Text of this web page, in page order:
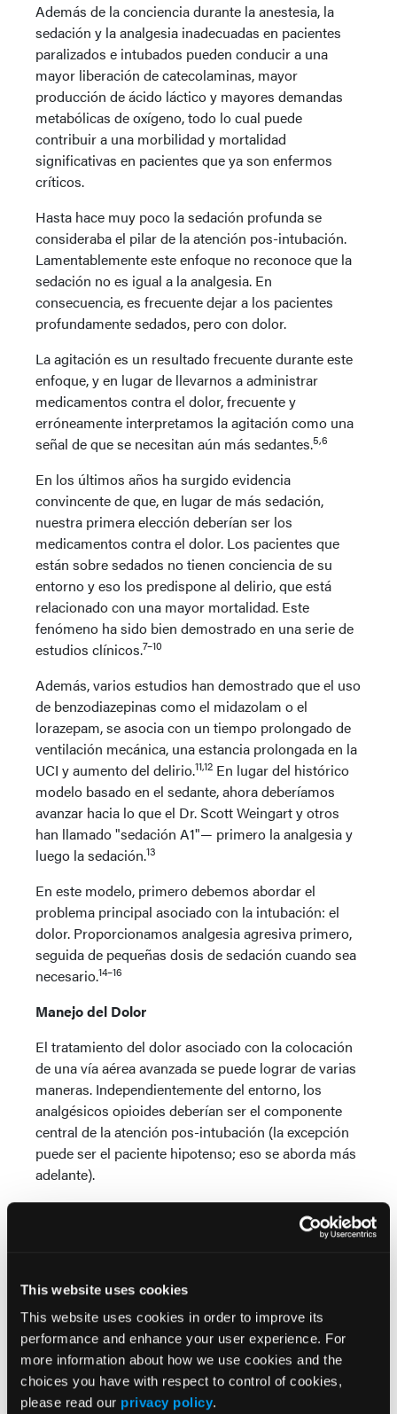
This website uses cookies
This website uses cookies in order to improve its
performance and enhance your user experience. For
more information about how we use cookies and the
choices you have with respect to control of cookies,
please read our privacy policy.
Además de la conciencia durante la anestesia, la
sedación y la analgesia inadecuadas en pacientes
paralizados e intubados pueden conducir a una
mayor liberación de catecolaminas, mayor
producción de ácido láctico y mayores demandas
metabólicas de oxígeno, todo lo cual puede
contribuir a una morbilidad y mortalidad
significativas en pacientes que ya son enfermos
críticos.
Hasta hace muy poco la sedación profunda se
consideraba el pilar de la atención pos-intubación.
Lamentablemente este enfoque no reconoce que la
sedación no es igual a la analgesia. En
consecuencia, es frecuente dejar a los pacientes
profundamente sedados, pero con dolor.
La agitación es un resultado frecuente durante este
enfoque, y en lugar de llevarnos a administrar
medicamentos contra el dolor, frecuente y
erróneamente interpretamos la agitación como una
señal de que se necesitan aún más sedantes.5,6
En los últimos años ha surgido evidencia
convincente de que, en lugar de más sedación,
nuestra primera elección deberían ser los
medicamentos contra el dolor. Los pacientes que
están sobre sedados no tienen conciencia de su
entorno y eso los predispone al delirio, que está
relacionado con una mayor mortalidad. Este
fenómeno ha sido bien demostrado en una serie de
estudios clínicos.7–10
Además, varios estudios han demostrado que el uso
de benzodiazepinas como el midazolam o el
lorazepam, se asocia con un tiempo prolongado de
ventilación mecánica, una estancia prolongada en la
UCI y aumento del delirio.11,12 En lugar del histórico
modelo basado en el sedante, ahora deberíamos
avanzar hacia lo que el Dr. Scott Weingart y otros
han llamado "sedación A1"— primero la analgesia y
luego la sedación.13
En este modelo, primero debemos abordar el
problema principal asociado con la intubación: el
dolor. Proporcionamos analgesia agresiva primero,
seguida de pequeñas dosis de sedación cuando sea
necesario.14–16
Manejo del Dolor
El tratamiento del dolor asociado con la colocación
de una vía aérea avanzada se puede lograr de varias
maneras. Independientemente del entorno, los
analgésicos opioides deberían ser el componente
central de la atención pos-intubación (la excepción
puede ser el paciente hipotenso; eso se aborda más
adelante).
Los opioides sintéticos como el fentanilo y la
hidromorfona pueden ser superiores a la morfina
es más rápido.
La hidromorfona puede representar la mejor opción
disponible debido a sus excelentes propiedades
analgésicas combinadas con la duración moderada
de su efecto, lo que evita la carga logística de repetir